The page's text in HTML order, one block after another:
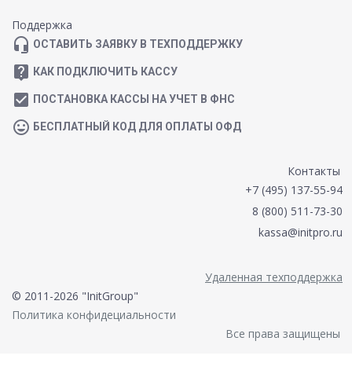
Поддержка
headset_mic ОСТАВИТЬ ЗАЯВКУ В ТЕХПОДДЕРЖКУ
live_help КАК ПОДКЛЮЧИТЬ КАССУ
check_box ПОСТАНОВКА КАССЫ НА УЧЕТ В ФНС
mood БЕСПЛАТНЫЙ КОД ДЛЯ ОПЛАТЫ ОФД
Контакты
+7 (495) 137-55-94
8 (800) 511-73-30
kassa@initpro.ru
Удаленная техподдержка
© 2011-2026 "InitGroup"
Политика конфидециальности
Все права защищены